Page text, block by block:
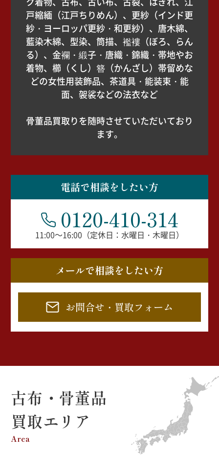
戸縮緬（江戸ちりめん）、更紗（インド更
紗・ヨーロッパ更紗・和更紗）、唐木綿、
藍染木綿、型染、筒描、襤褸（ぼろ、らん
る）、金襴・緞子・唐織・錦織・帯地やお
着物、櫛（くし）簪（かんざし）帯留めな
どの女性用装飾品、茶道具・能装束・能
面、袈裟などの法衣など
骨董品買取りを随時させていただいており
ます。
電話で相談をしたい方
0120-410-314
11:00～16:00（定休日：水曜日・木曜日）
メールで相談をしたい方
お問合せ・買取フォーム
古布・骨董品
買取エリア
Area